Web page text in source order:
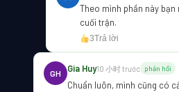
Theo mình phần này
cuối trận.
3Trả lời
GH Gia Huy10 小时 trước phản hồi
Chuẩn luôn, mình cũng có